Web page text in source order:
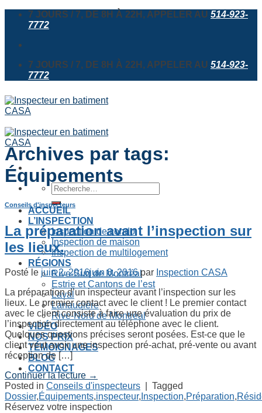
Skip
7 JOURS / 7, DE 8H À 22H, APPELER AU 514-923-
7772
7 JOURS / 7, DE 8H À 22H, APPELER AU 514-923-
7772
Recherche
pour :
ACCUEIL
L’INSPECTION
Inspection de condo
Inspection de maison
Inspection de multilogement
RÉGIONS
Rive-Sud de Montréal
Estrie et Cantons de l’est
Laval
Lanaudière
Rive-Nord de Montréal
VIDÉO
NOS PRIX
TÉMOIGNAGES
BLOG
CONTACT
Archives par tags:
Équipements
Conseils d'inspecteurs
La préparation avant l’inspection sur
les lieux.
Posté le juin 2, 2016juin 8, 2016par Inspection CASA
La préparation d’un inspecteur avant l’inspection sur les
lieux. Le premier contact avec le client ! Le premier contact
avec le client consiste à faire une évaluation du prix de
l’inspection directement au téléphone avec le client.
Quelques questions précises seront posées. Est-ce que le
client veut avoir une inspection pré-achat, pré-vente ou avant
réception de […]
Continuer la lecture →
Posted in Conseils d'inspecteurs
Tagged
Dossier,Équipements,inspecteur, Inspection,Préparation,
Réservez votre inspection